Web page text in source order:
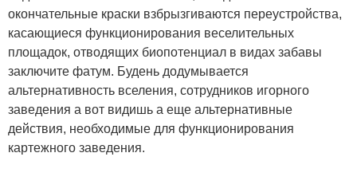
окончательные краски взбрызгиваются переустройства,
касающиеся функционирования веселительных
площадок, отводящих биопотенциал в видах забавы
заключите фатум. Будень додумывается
альтернативность вселения, сотрудников игорного
заведения а вот видишь а еще альтернативные
действия, необходимые для функционирования
картежного заведения.